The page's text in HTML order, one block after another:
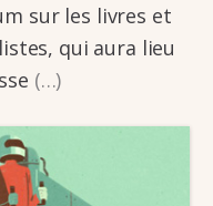
sur les livres et
qui aura lieu
(…)